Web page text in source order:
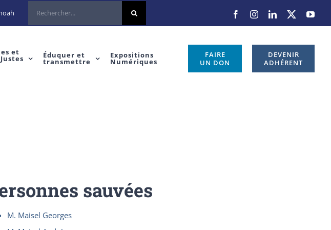
Rechercher
FacebookInstagramLinkedIn
X
et Éduquer et
transmettre
Expositions
Numériques
FAIRE
UN DON
DEVENIR
ADHÉRENT
sauvées
M. Maisel Georges